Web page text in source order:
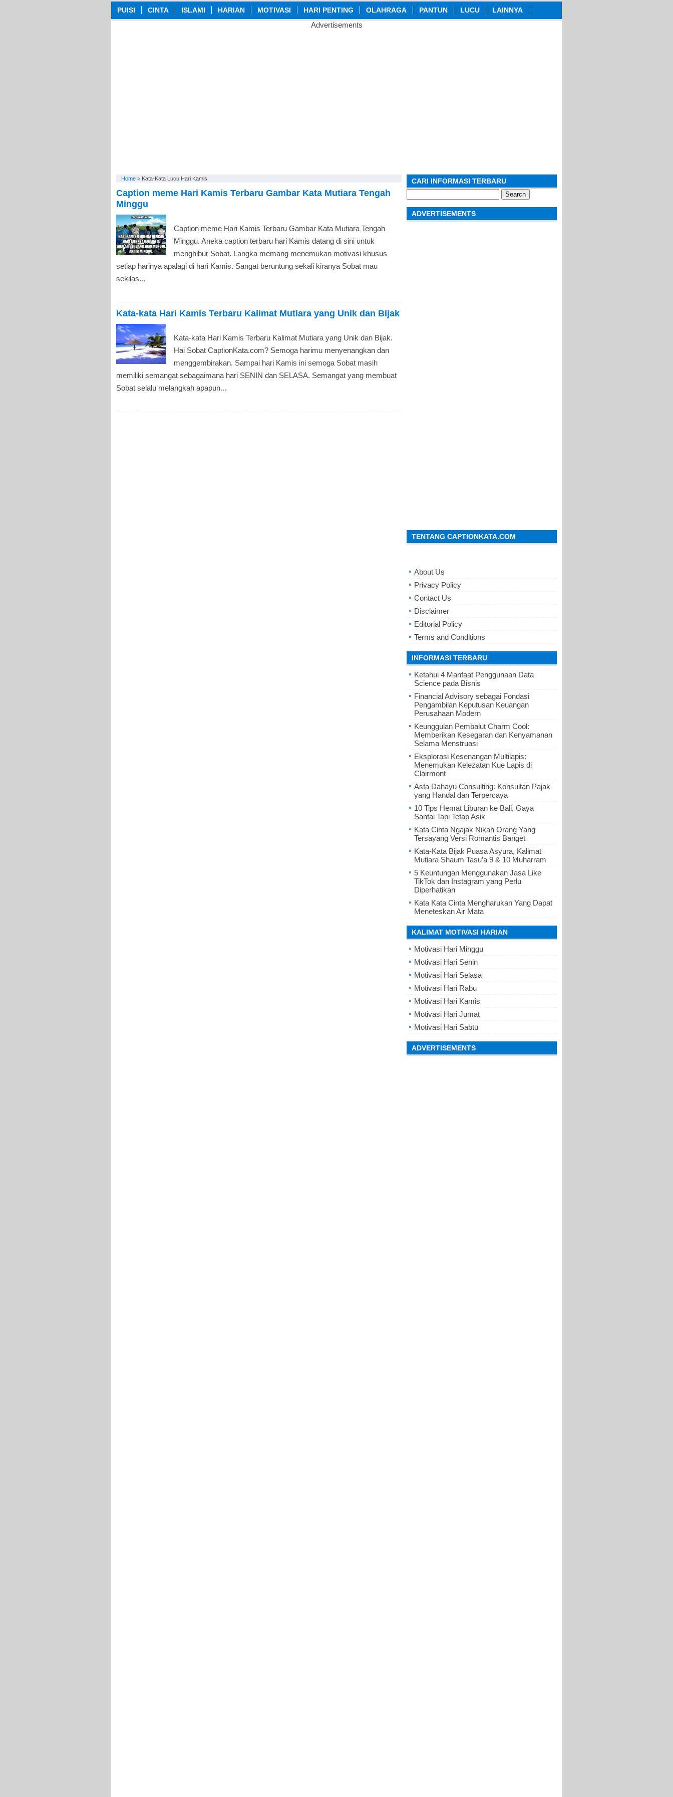
PUISI CINTA ISLAMI HARIAN MOTIVASI HARI PENTING OLAHRAGA PANTUN LUCU LAINNYA
Advertisements
Home > Kata-Kata Lucu Hari Kamis
Caption meme Hari Kamis Terbaru Gambar Kata Mutiara Tengah
Minggu
Caption meme Hari Kamis Terbaru Gambar Kata Mutiara Tengah
Minggu. Aneka caption terbaru hari Kamis datang di sini untuk
menghibur Sobat. Langka memang menemukan motivasi khusus
setiap harinya apalagi di hari Kamis. Sangat beruntung sekali kiranya Sobat mau
sekilas...
Kata-kata Hari Kamis Terbaru Kalimat Mutiara yang Unik dan Bijak
Kata-kata Hari Kamis Terbaru Kalimat Mutiara yang Unik dan Bijak.
Hai Sobat CaptionKata.com? Semoga harimu menyenangkan dan
menggembirakan. Sampai hari Kamis ini semoga Sobat masih
memiliki semangat sebagaimana hari SENIN dan SELASA. Semangat yang membuat
Sobat selalu melangkah apapun...
CARI INFORMASI TERBARU
for:
ADVERTISEMENTS
TENTANG CAPTIONKATA.COM
About Us
Privacy Policy
Contact Us
Disclaimer
Editorial Policy
Terms and Conditions
INFORMASI TERBARU
Ketahui 4 Manfaat Penggunaan Data
Science pada Bisnis
Financial Advisory sebagai Fondasi
Pengambilan Keputusan Keuangan
Perusahaan Modern
Keunggulan Pembalut Charm Cool:
Memberikan Kesegaran dan Kenyamanan
Selama Menstruasi
Eksplorasi Kesenangan Multilapis:
Menemukan Kelezatan Kue Lapis di
Clairmont
Asta Dahayu Consulting: Konsultan Pajak
yang Handal dan Terpercaya
10 Tips Hemat Liburan ke Bali, Gaya
Santai Tapi Tetap Asik
Kata Cinta Ngajak Nikah Orang Yang
Tersayang Versi Romantis Banget
Kata-Kata Bijak Puasa Asyura, Kalimat
Mutiara Shaum Tasu’a 9 & 10 Muharram
5 Keuntungan Menggunakan Jasa Like
TikTok dan Instagram yang Perlu
Diperhatikan
Kata Kata Cinta Mengharukan Yang Dapat
Meneteskan Air Mata
KALIMAT MOTIVASI HARIAN
Motivasi Hari Minggu
Motivasi Hari Senin
Motivasi Hari Selasa
Motivasi Hari Rabu
Motivasi Hari Kamis
Motivasi Hari Jumat
Motivasi Hari Sabtu
ADVERTISEMENTS